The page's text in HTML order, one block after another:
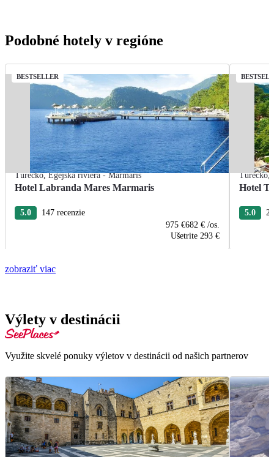
Podobné hotely v regióne
BESTSELLER
Turecko,Egejská riviéra - Marmaris
Hotel Labranda Mares Marmaris
5.0
147 recenzie
975 €682 € /os.
Ušetrite 293 €
Turecko,
Hotel
5.0
zobraziť viac
Výlety v destinácii
Využite skvelé ponuky výletov v destinácii od našich partnerov